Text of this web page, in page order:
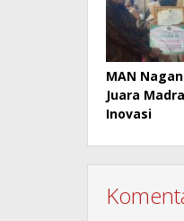
MAN
Juara
Inovasi